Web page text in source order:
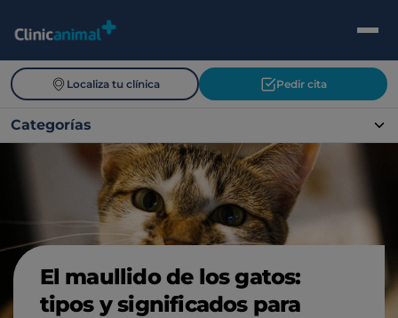
Localiza tu clínica Pedir cita
Categorías
El maullido de los gatos:
tipos y significados para